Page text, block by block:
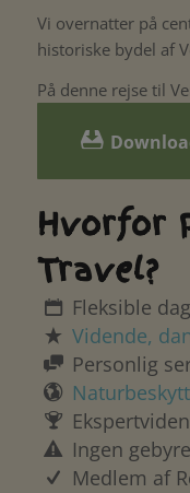
Vi overnatter på
historiske bydel af
På denne rejse til
Hvorfor
Travel?
Fleksible
Vidende,
Personlig
Ingen
Medlem af